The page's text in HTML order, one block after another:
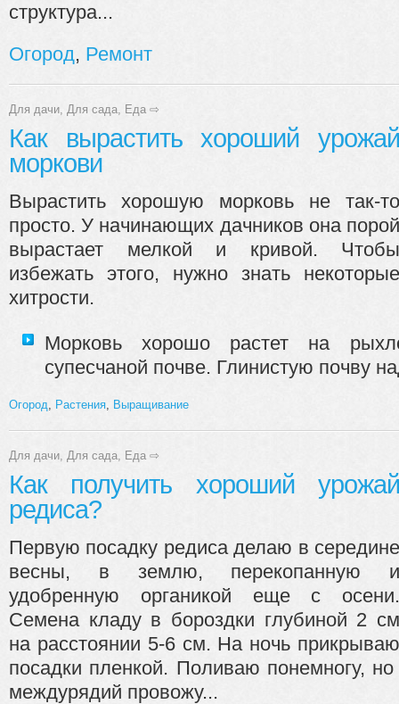
структура...
Огород, Ремонт
Для дачи Для сада Еда ⇨
Как вырастить хороший урожай
моркови
Вырастить хорошую морковь не так-то
просто. У начинающих дачников она порой
вырастает мелкой и кривой. Чтобы
избежать этого, нужно знать некоторые
хитрости.
Морковь хорошо растет на
супесчаной почве. Глинистую почву
Огород, Растения, Выращивание
Для дачи, Для сада, Еда ⇨
Как получить хороший урожай
редиса?
Первую посадку редиса делаю в середине
весны, в землю, перекопанную и
удобренную органикой еще с осени.
Семена кладу в бороздки глубиной 2 см
на расстоянии 5-6 см. На ночь прикрываю
посадки пленкой. Поливаю понемногу,
междурядий провожу...